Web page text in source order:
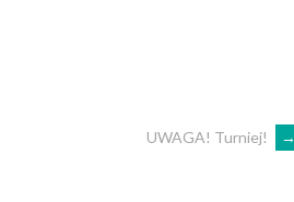
UWAGA! Turniej! →